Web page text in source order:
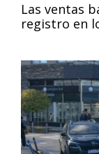
Las ventas
registro en